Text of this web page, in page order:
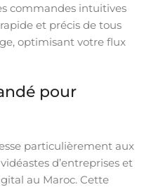
commandes intuitives
et précis de tous
optimisant votre flux
pour
particulièrement aux
d’entreprises et
au Maroc. Cette